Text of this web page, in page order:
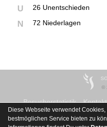
U 26 Unentschieden
N 72 Niederlagen
©
Besucherstatistik Kontakt
Diese Webseite verwendet Cookies,
bestmöglichen Service bieten zu